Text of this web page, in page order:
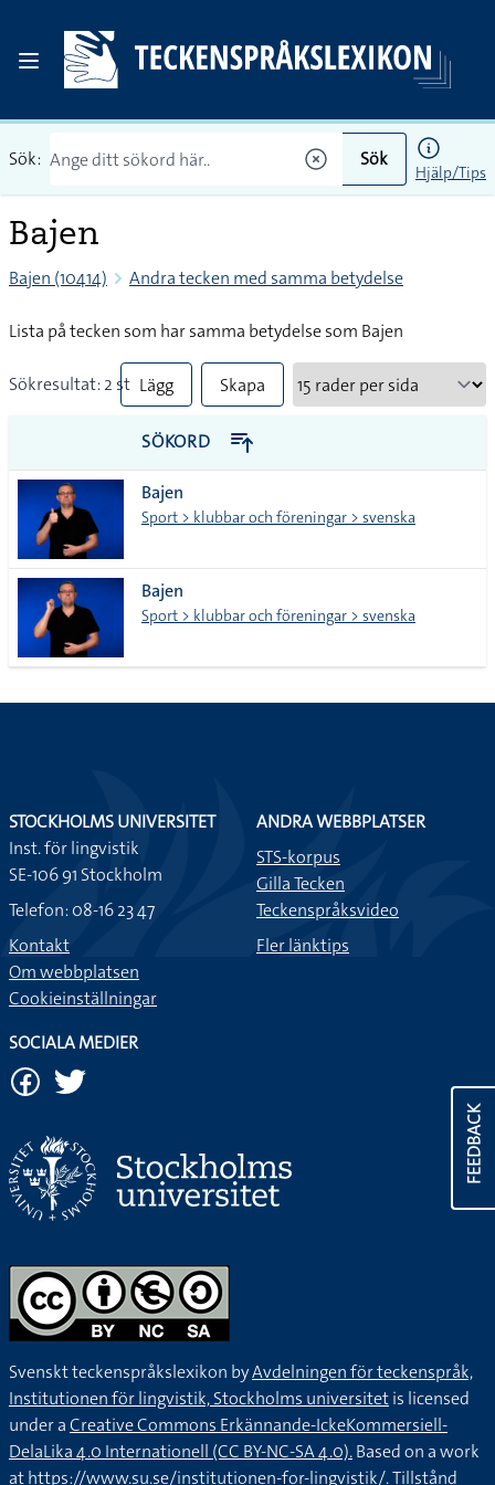
Sök: Sök
Hjälp/Tips
Bajen
Bajen (10414) Andra tecken med samma betydelse
Lista på tecken som har samma betydelse som Bajen
Sökresultat: 2 st Lägg
till
alla i
lista
Skapa
PDF
SÖKORD
Bajen
Sport > klubbar och föreningar > svenska
Bajen
Sport > klubbar och föreningar > svenska
FEEDBACK
STOCKHOLMS UNIVERSITET
Inst. för lingvistik
SE-106 91 Stockholm
Telefon: 08-16 23 47
Kontakt
Om webbplatsen
Cookieinställningar
ANDRA WEBBPLATSER
STS-korpus
Gilla Tecken
Teckenspråksvideo
Fler länktips
SOCIALA MEDIER
Svenskt teckenspråkslexikon byAvdelningen för teckenspråk,
Institutionen för lingvistik, Stockholms universitetis licensed
under aCreative Commons Erkännande-IckeKommersiell-
DelaLika 4.0 Internationell (CC BY-NC-SA 4.0).Based on a work
athttps://www.su.se/institutionen-for-lingvistik/. Tillstånd